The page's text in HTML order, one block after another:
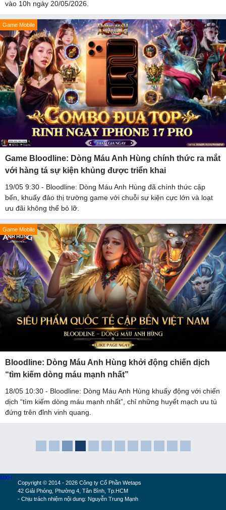
vào 10h ngày 20/05/2026.
Game Mobile
Game Bloodline: Dòng Máu Anh Hùng chính thức ra mắt
với hàng tá sự kiện khủng được triển khai
19/05 9:30 - Bloodline: Dòng Máu Anh Hùng đã chính thức cập
bến, khuấy đảo thị trường game với chuỗi sự kiện cực lớn và loạt
ưu đãi không thể bỏ lỡ.
Game Mobile
Bloodline: Dòng Máu Anh Hùng khởi động chiến dịch
“tìm kiếm dòng máu mạnh nhất”
18/05 10:30 - Bloodline: Dòng Máu Anh Hùng khuấy động với chiến
dịch “tìm kiếm dòng máu mạnh nhất”, chỉ những huyết mạch ưu tú
đứng trên đỉnh vinh quang.
Copyright © 2014 - 2026 Công ty Cổ Phần Wetaps
42 Giải Phóng, Phường 4, Tân Bình, Tp.HCM
- Chịu trách nhiệm nội dung: Nguyễn Trung Mạnh
MXH